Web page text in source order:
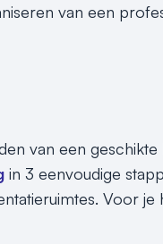
van een
van een
in 3 eenvoudige
Voor je